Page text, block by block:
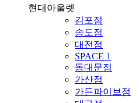
현대아울렛
김포점
송도점
대전점
SPACE 1
동대문점
가산점
가든파이브점